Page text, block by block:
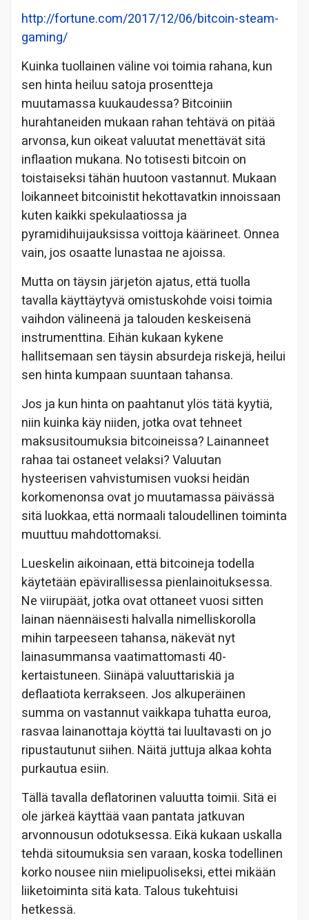
http://fortune.com/2017/12/06/bitcoin-steam-
gaming/
Kuinka tuollainen väline voi toimia rahana, kun
sen hinta heiluu satoja prosentteja
muutamassa kuukaudessa? Bitcoiniin
hurahtaneiden mukaan rahan tehtävä on pitää
arvonsa, kun oikeat valuutat menettävät sitä
inflaation mukana. No totisesti bitcoin on
toistaiseksi tähän huutoon vastannut. Mukaan
loikanneet bitcoinistit hekottavatkin innoissaan
kuten kaikki spekulaatiossa ja
pyramidihuijauksissa voittoja käärineet. Onnea
vain, jos osaatte lunastaa ne ajoissa.
Mutta on täysin järjetön ajatus, että tuolla
tavalla käyttäytyvä omistuskohde voisi toimia
vaihdon välineenä ja talouden keskeisenä
instrumenttina. Eihän kukaan kykene
hallitsemaan sen täysin absurdeja riskejä, heilui
sen hinta kumpaan suuntaan tahansa.
Jos ja kun hinta on paahtanut ylös tätä kyytiä,
niin kuinka käy niiden, jotka ovat tehneet
maksusitoumuksia bitcoineissa? Lainanneet
rahaa tai ostaneet velaksi? Valuutan
hysteerisen vahvistumisen vuoksi heidän
korkomenonsa ovat jo muutamassa päivässä
sitä luokkaa, että normaali taloudellinen toiminta
muuttuu mahdottomaksi.
Lueskelin aikoinaan, että bitcoineja todella
käytetään epävirallisessa pienlainoituksessa.
Ne viirupäät, jotka ovat ottaneet vuosi sitten
lainan näennäisesti halvalla nimelliskorolla
mihin tarpeeseen tahansa, näkevät nyt
lainasummansa vaatimattomasti 40-
kertaistuneen. Siinäpä valuuttariskiä ja
deflaatiota kerrakseen. Jos alkuperäinen
summa on vastannut vaikkapa tuhatta euroa,
rasvaa lainanottaja köyttä tai luultavasti on jo
ripustautunut siihen. Näitä juttuja alkaa kohta
purkautua esiin.
Tällä tavalla deflatorinen valuutta toimii. Sitä ei
ole järkeä käyttää vaan pantata jatkuvan
arvonnousun odotuksessa. Eikä kukaan uskalla
tehdä sitoumuksia sen varaan, koska todellinen
korko nousee niin mielipuoliseksi, ettei mikään
liiketoiminta sitä kata. Talous tukehtuisi
hetkessä.